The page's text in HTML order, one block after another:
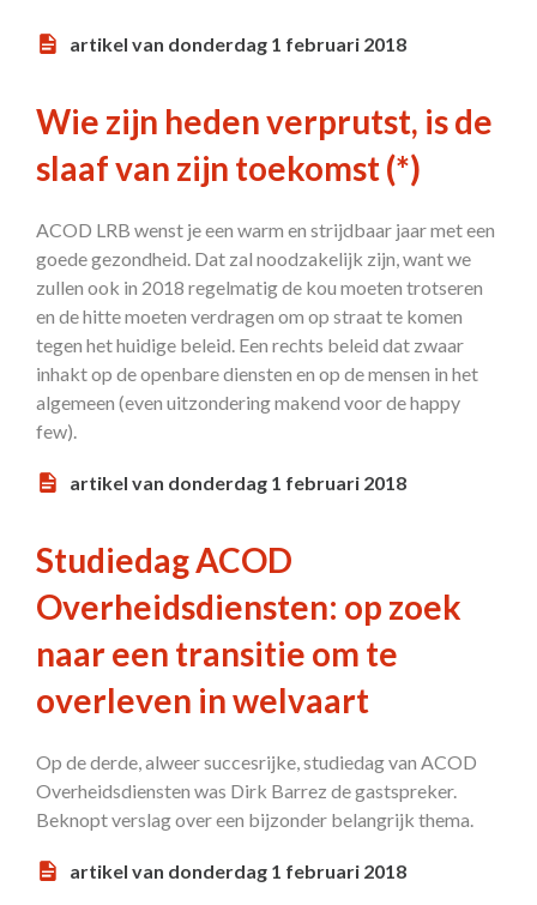
artikel van donderdag 1 februari 2018
Wie zijn heden verprutst, is de
slaaf van zijn toekomst (*)
ACOD LRB wenst je een warm en strijdbaar jaar met een
goede gezondheid. Dat zal noodzakelijk zijn, want we
zullen ook in 2018 regelmatig de kou moeten trotseren
en de hitte moeten verdragen om op straat te komen
tegen het huidige beleid. Een rechts beleid dat zwaar
inhakt op de openbare diensten en op de mensen in het
algemeen (even uitzondering makend voor de happy
few).
artikel van donderdag 1 februari 2018
Studiedag ACOD
Overheidsdiensten: op zoek
naar een transitie om te
overleven in welvaart
Op de derde, alweer succesrijke, studiedag van ACOD
Overheidsdiensten was Dirk Barrez de gastspreker.
Beknopt verslag over een bijzonder belangrijk thema.
artikel van donderdag 1 februari 2018